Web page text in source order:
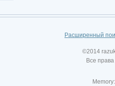
Расширенный
©2014
Все